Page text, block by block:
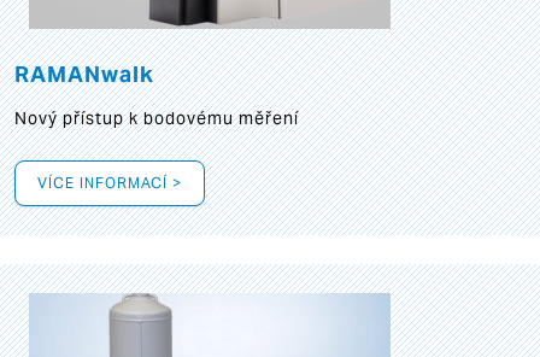
RAMANwalk
Nový přístup k bodovému měření
VÍCE INFORMACÍ >